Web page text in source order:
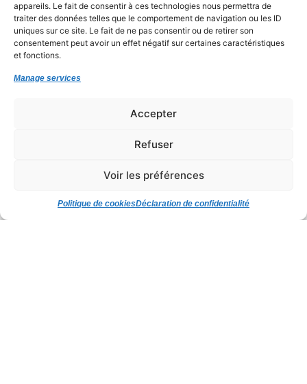
appareils. Le fait de consentir à ces technologies nous permettra de
traiter des données telles que le comportement de navigation ou les ID
uniques sur ce site. Le fait de ne pas consentir ou de retirer son
consentement peut avoir un effet négatif sur certaines caractéristiques
et fonctions.
Manage services
Accepter
Refuser
Voir les préférences
Politique de cookiesDéclaration de confidentialité
Siège Rue de Roz ar Pont 29590 Pont-de-
DÉCLARATION DE CONFIDENTIALITÉ